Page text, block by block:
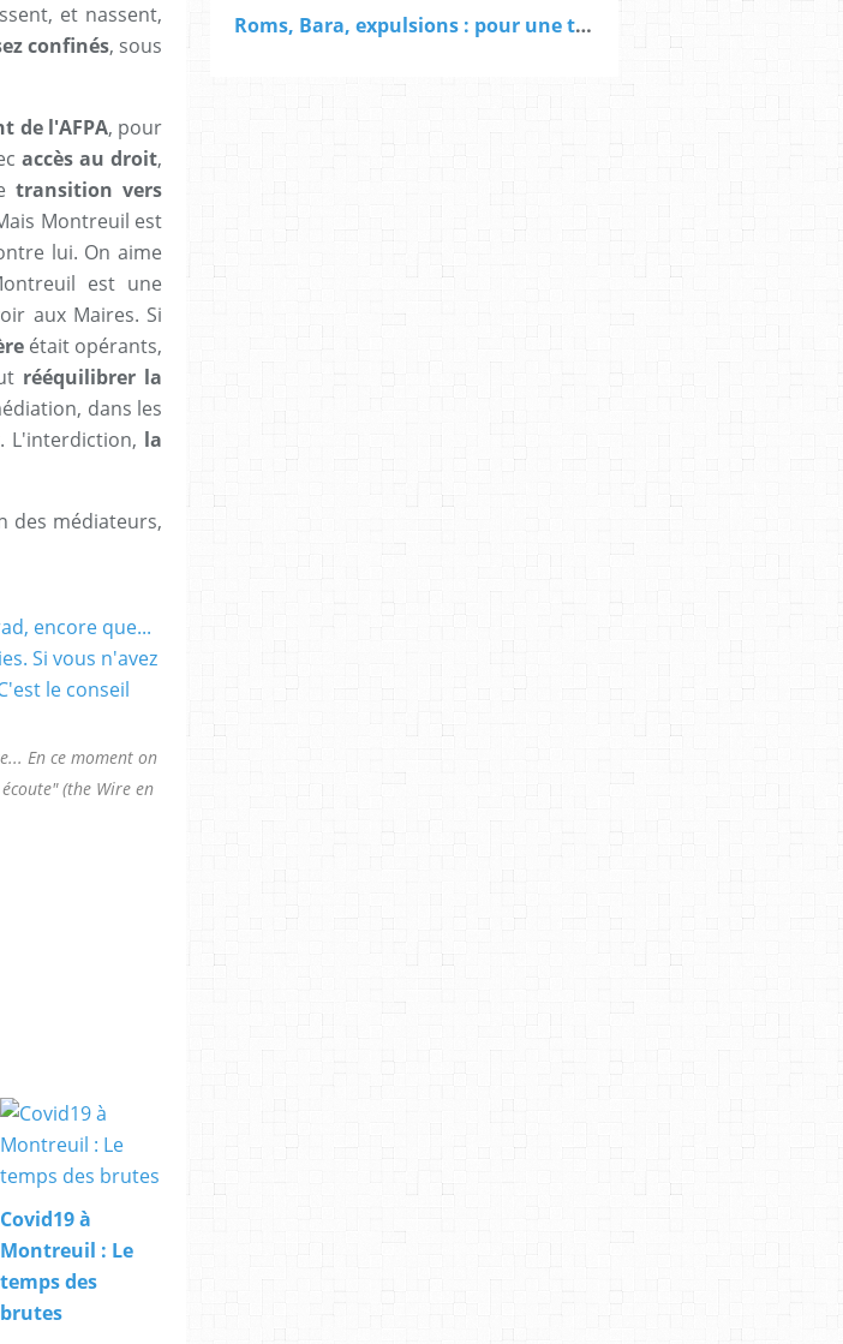
et nassent,
confinés, sous
de l'AFPA, pour
accès au droit,
transition vers
Montreuil est
lui. On aime
est une
aux Maires. Si
était opérants,
rééquilibrer la
dans les
L'interdiction, la
des médiateurs,
En ce moment on
(the Wire en
Covid19 à
Montreuil : Le
temps des
brutes
Roms, Bara, expulsions : pour une trêve en attendant la trêve